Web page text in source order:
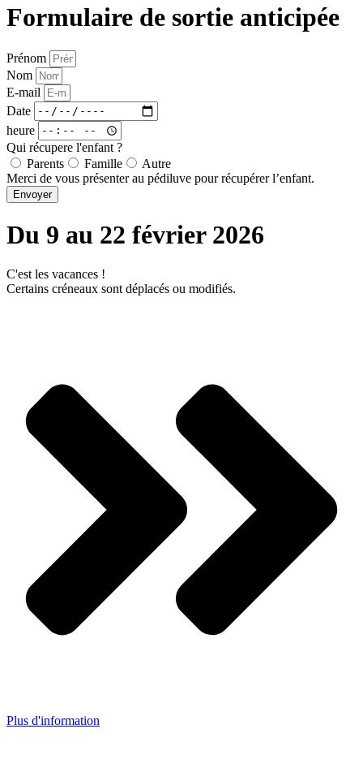
Formulaire de sortie anticipée
Prénom
Nom
E-mail
Date
heure
Qui récupere l'enfant ?
Parents
Famille
Autre
Merci de vous présenter au pédiluve pour récupérer l’enfant.
Envoyer
Du 9 au 22 février 2026
C'est les vacances !
Certains créneaux sont déplacés ou modifiés.
Plus d'information